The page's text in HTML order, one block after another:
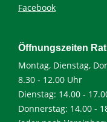
Facebook
Öffnungszeiten
Montag, Dienstag,
8.30 - 12.00 Uhr
Dienstag: 14.00 -
Donnerstag: 14.00 -